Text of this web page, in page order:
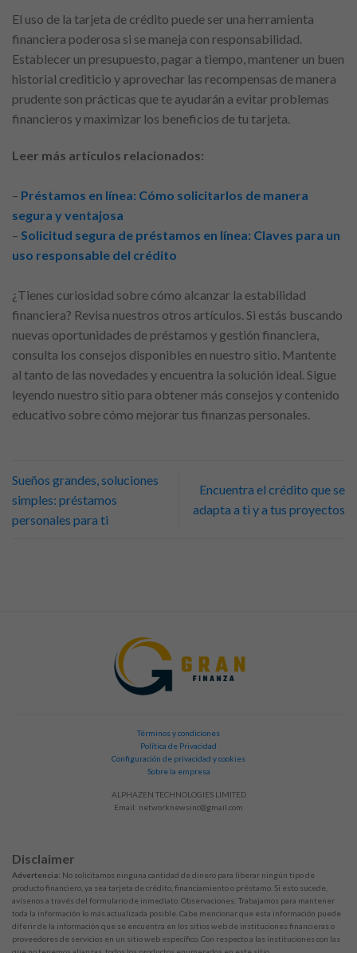
El uso de la tarjeta de crédito puede ser una herramienta
financiera poderosa si se maneja con responsabilidad.
Establecer un presupuesto, pagar a tiempo, mantener un buen
historial crediticio y aprovechar las recompensas de manera
prudente son prácticas que te ayudarán a evitar problemas
financieros y maximizar los beneficios de tu tarjeta.
Leer más artículos relacionados:
– Préstamos en línea: Cómo solicitarlos de manera
segura y ventajosa
– Solicitud segura de préstamos en línea: Claves para un
uso responsable del crédito
¿Tienes curiosidad sobre cómo alcanzar la estabilidad
financiera? Revisa nuestros otros artículos. Si estás buscando
nuevas oportunidades de préstamos y gestión financiera,
consulta los consejos disponibles en nuestro sitio. Mantente
al tanto de las novedades y encuentra la solución ideal. Sigue
leyendo nuestro sitio para obtener más consejos y contenido
educativo sobre cómo mejorar tus finanzas personales.
Sueños grandes, soluciones
simples: préstamos
personales para ti
Encuentra el crédito que se
adapta a ti y a tus proyectos
Términos y condiciones
Política de Privacidad
Configuración de privacidad y cookies
Sobre la empresa
ALPHAZEN TECHNOLOGIES LIMITED
Email: networknewsinc@gmail.com
Disclaimer
Advertencia: No solicitamos ninguna cantidad de dinero para liberar ningún tipo de
producto financiero, ya sea tarjeta de crédito, financiamiento o préstamo. Si esto sucede,
avísenos a través del formulario de inmediato. Observaciones: Trabajamos para mantener
toda la información lo más actualizada posible. Cabe mencionar que esta información puede
diferir de la información que se encuentra en los sitios web de instituciones financieras o
proveedores de servicios en un sitio web específico. Con respecto a las instituciones con las